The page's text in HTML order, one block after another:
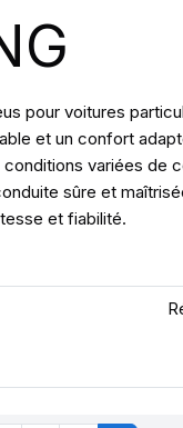
pour voitures
et un confort
variées de
sûre et
et fiabilité.